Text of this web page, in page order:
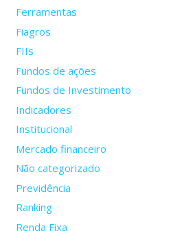
Ferramentas
Fiagros
FIIs
Fundos de ações
Fundos de Investimento
Indicadores
Institucional
Mercado financeiro
Não categorizado
Previdência
Ranking
Renda Fixa